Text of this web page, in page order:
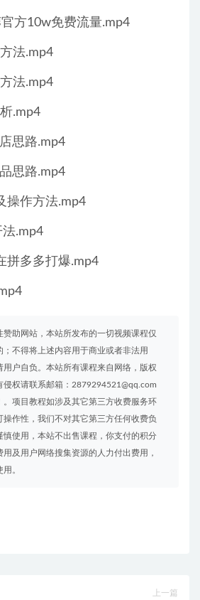
方10w免费流量.mp4
法.mp4
法.mp4
.mp4
思路.mp4
思路.mp4
操作方法.mp4
法.mp4
拼多多打爆.mp4
赞助网站，本站所发布的一切视频课程仅
；不得将上述内容用于商业或者非法用
用户自负。本站所有课程来自网络，版权
侵权请联系邮箱：2879294521@qq.com
。项目教程如涉及其它第三方收费服务环
操作性，我们不对其它第三方任何收费负
慎使用，本站不出售课程，你支付的积分
及用户网络搜集资源的人力付出费用，
。
上一篇